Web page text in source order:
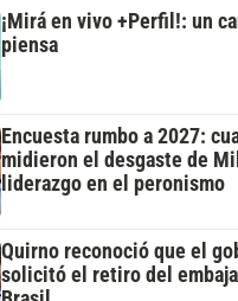
¡Mirá en vivo +Perfil!: un
piensa
Encuesta rumbo a 2027:
midieron el desgaste de
liderazgo en el peronismo
Quirno reconoció que el
solicitó el retiro del